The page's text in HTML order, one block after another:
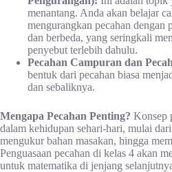
menantang. Anda akan belajar
mengurangkan pecahan dengan
dan berbeda, yang seringkali
penyebut terlebih dahulu.
Pecahan Campuran dan
bentuk dari pecahan biasa
dan sebaliknya.
Mengapa Pecahan Penting? Konsep
dalam kehidupan sehari-hari, mulai
mengukur bahan masakan, hingga
Penguasaan pecahan di kelas 4 akan
untuk matematika di jenjang